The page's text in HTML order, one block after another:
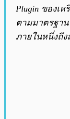
Plugin ของเ
ตามมาตรฐาน
ภายในหนึ่งถึ